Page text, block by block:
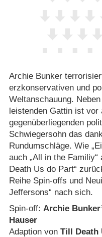
Archie Bunker
erzkonservativen und
Weltanschauung.
leistenden Gattin ist vor
gegenüberliegenden
Schwiegersohn das
Rundumschläge. Wie
auch „All in the Familiy“
Death Us do Part“
Reihe Spin-offs und
Jeffersons“ nach sich.
Spin-off: Archie
Hauser
Adaption von Till Death